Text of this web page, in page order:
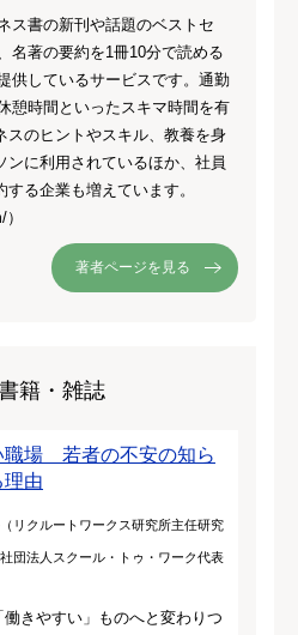
ス書の新刊や話題のベストセ
名著の要約を1冊10分で読める
供しているサービスです。通勤
憩時間といったスキマ時間を有
スのヒントやスキル、教養を身
ンに利用されているほか、社員
る企業も増えています。
著者ページを見る
籍・雑誌
職場 若者の不安の知ら
理由
リクルートワークス研究所主任研究
団法人スクール・トゥ・ワーク代表
きやすい」ものへと変わりつ